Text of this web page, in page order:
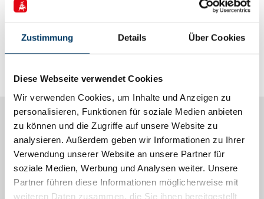
Zustimmung Details Über Cookies
Diese Webseite verwendet Cookies
Wir verwenden Cookies, um Inhalte und Anzeigen zu
personalisieren, Funktionen für soziale Medien anbieten
zu können und die Zugriffe auf unsere Website zu
analysieren. Außerdem geben wir Informationen zu Ihrer
Verwendung unserer Website an unsere Partner für
soziale Medien, Werbung und Analysen weiter. Unsere
Partner führen diese Informationen möglicherweise mit
weiteren Daten zusammen, die Sie ihnen bereitgestellt
Zeitplan Auftaktveranstaltung
Informationen
Alle Artikel
Förderhinweise